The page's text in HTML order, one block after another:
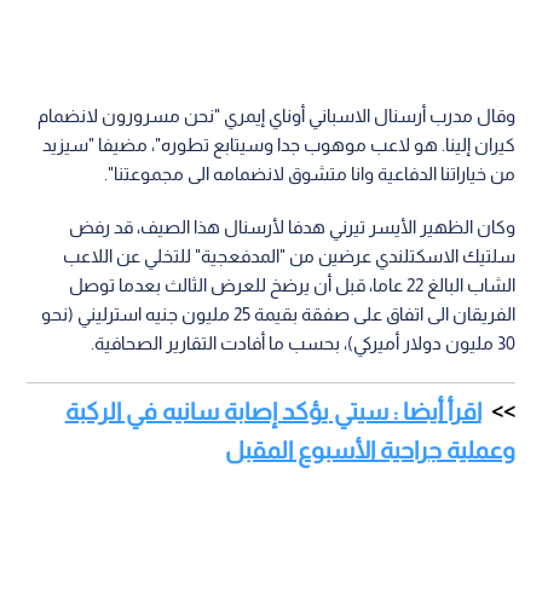
وقال مدرب أرسنال الاسباني أوناي إيمري "نحن مسرورون لانضمام
كيران إلينا. هو لاعب موهوب جدا وسيتابع تطوره"، مضيفا "سيزيد
من خياراتنا الدفاعية وانا متشوق لانضمامه الى مجموعتنا".
وكان الظهير الأيسر تيرني هدفا لأرسنال هذا الصيف، قد رفض
سلتيك الاسكتلندي عرضين من "المدفعجية" للتخلي عن اللاعب
الشاب البالغ 22 عاما، قبل أن يرضخ للعرض الثالث بعدما توصل
الفريقان الى اتفاق على صفقة بقيمة 25 مليون جنيه استرليني (نحو
30 مليون دولار أميركي)، بحسب ما أفادت التقارير الصحافية.
اقرأ أيضا : سيتي يؤكد إصابة سانيه في الركبة
وعملية جراحية الأسبوع المقبل